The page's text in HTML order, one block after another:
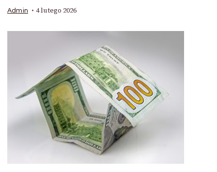
Admin 4 lutego 2026